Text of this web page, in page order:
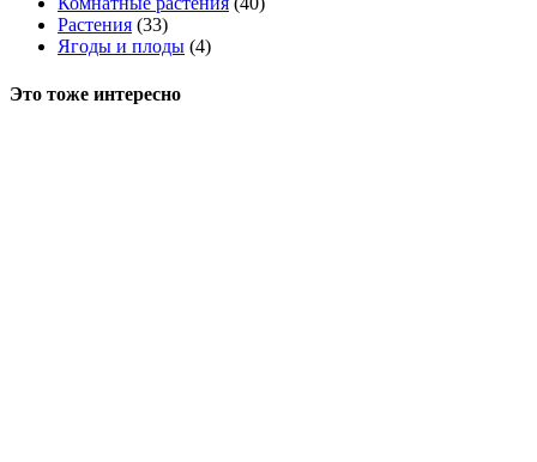
Растения (33)
Ягоды и плоды (4)
Это тоже интересно